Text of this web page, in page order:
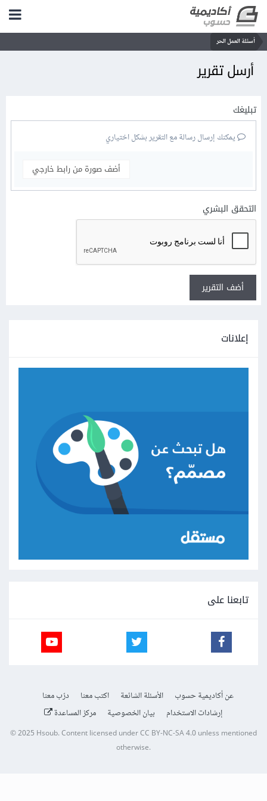
أسئلة العمل الحر
أرسل تقرير
تبليغك
يمكنك إرسال رسالة مع التقرير بشكل اختياري
أضف صورة من رابط خارجي
التحقق البشري
أضف التقرير
إعلانات
تابعنا على
عن أكاديمية حسوب الأسئلة الشائعة اكتب معنا
درّب معنا
إرشادات الاستخدام
بيان الخصوصية مركز المساعدة
© 2025 Hsoub.Content licensed underCC BY-NC-SA 4.0unless mentioned
otherwise.